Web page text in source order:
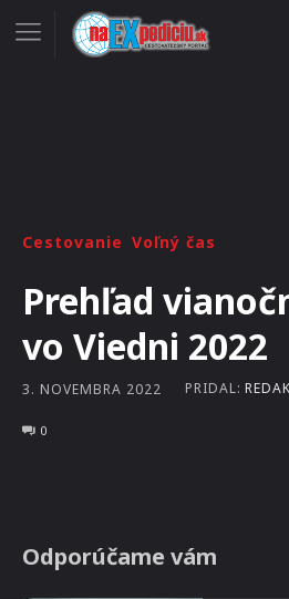
Cestovanie Voľný čas
Prehľad
vo Viedni 2022
3. NOVEMBRA 2022 PRIDAL:
0
Odporúčame vám